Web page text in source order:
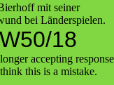
mit seiner
bei Länderspielen.